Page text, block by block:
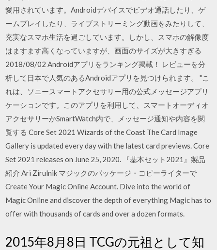
愛用されています。Androidデバイスでビデオ通話したり、ゲ
ームプレイしたり、ライブストリーミング動画をみたりして、
充実なスマホ生活を過ごしています。しかし、スマホの解像度
はますます高くなっていますが、画面のサイズが大きすぎる
2018/08/02 Androidアプリをランキング掲載！ レビューを分
析して日本で人気のあるAndroidアプリを見つけられます。 "こ
れは、ソニースマートアクセサリー用の公式メッセージアプリ
ケーションです。このアプリを利用して、スマートオーディオ
アクセサリーかSmartWatch内で、メッセージ通知や内容を閲
覧する Core Set 2021 Wizards of the Coast The Card Image
Gallery is updated every day with the latest card previews. Core
Set 2021 releases on June 25, 2020. 『基本セット2021』製品
紹介 Ari Zirulnik マジックのパッケージ・コピーライターで
Create Your Magic Online Account. Dive into the world of
Magic Online and discover the depth of everything Magic has to
offer with thousands of cards and over a dozen formats.
2015年8月8日 TCGの元祖として知